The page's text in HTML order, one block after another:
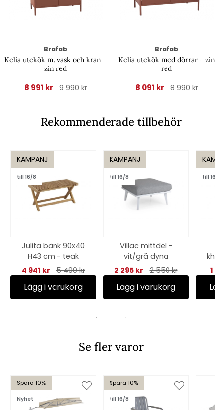
Brafab
Kelia utekök m. vask och kran -
zin red
8 991 kr 9 990 kr
Brafab
Kelia utekök med dörrar - zin
red
8 091 kr 8 990 kr
Rekommenderade tillbehör
KAMPANJ
till 16/8
Julita bänk 90x40
H43 cm - teak
4 941 kr
5 490 kr
Lägg i varukorg
KAMPANJ
till 16/8
Villac mittdel -
vit/grå dyna
2 295 kr
2 550 kr
Lägg i varukorg
till 16/8
1
Se fler varor
Spara 10%
Nyhet
Spara 10%
till 16/8